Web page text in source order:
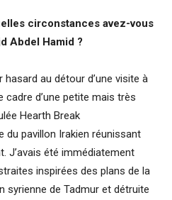
circonstances avez-vous
Abdel Hamid ?
au détour d’une visite à
cadre d’une petite mais très
Hearth Break
pavillon Irakien réunissant
J’avais été immédiatement
inspirées des plans de la
syrienne de Tadmur et détruite